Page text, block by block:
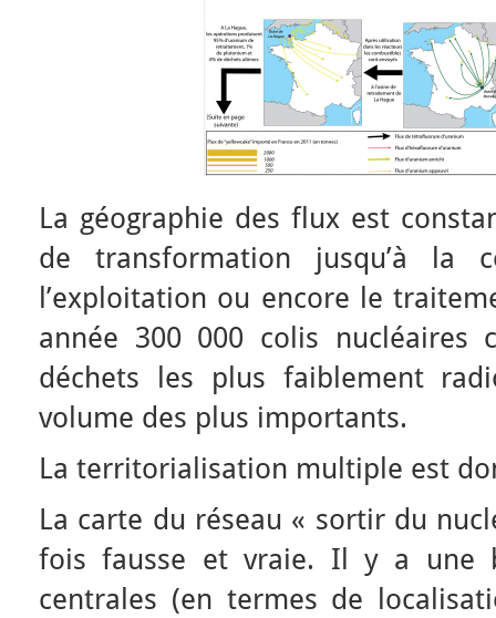
La géographie des flux est
de transformation jusqu’à la
l’exploitation ou encore le
année 300 000 colis nucléaires
déchets les plus faiblement
volume des plus importants.
La territorialisation multiple est
La carte du réseau « sortir du
fois fausse et vraie. Il y a une
centrales (en termes de